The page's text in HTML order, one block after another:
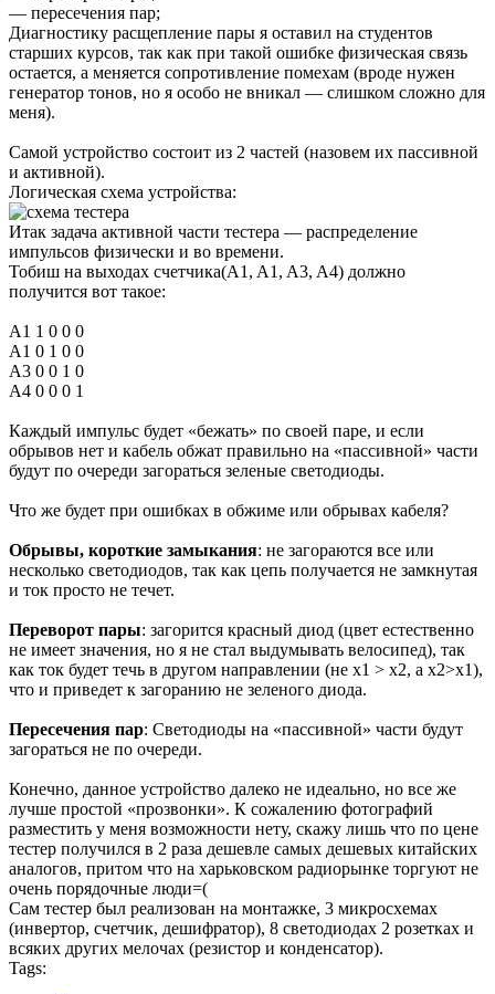
— пересечения пар;
Диагностику расщепление пары я оставил на студентов
старших курсов, так как при такой ошибке физическая связь
остается, а меняется сопротивление помехам (вроде нужен
генератор тонов, но я особо не вникал — слишком сложно для
меня).
Самой устройство состоит из 2 частей (назовем их пассивной
и активной).
Логическая схема устройства:
Итак задача активной части тестера — распределение
импульсов физически и во времени.
Тобиш на выходах счетчика(A1, A1, A3, A4) должно
получится вот такое:
A1 1 0 0 0
A1 0 1 0 0
A3 0 0 1 0
A4 0 0 0 1
Каждый импульс будет «бежать» по своей паре, и если
обрывов нет и кабель обжат правильно на «пассивной» части
будут по очереди загораться зеленые светодиоды.
Что же будет при ошибках в обжиме или обрывах кабеля?
Обрывы, короткие замыкания: не загораются все или
несколько светодиодов, так как цепь получается не замкнутая
и ток просто не течет.
Переворот пары: загорится красный диод (цвет естественно
не имеет значения, но я не стал выдумывать велосипед), так
как ток будет течь в другом направлении (не x1 > x2, a x2>x1),
что и приведет к загоранию не зеленого диода.
Пересечения пар: Светодиоды на «пассивной» части будут
загораться не по очереди.
Конечно, данное устройство далеко не идеально, но все же
лучше простой «прозвонки». К сожалению фотографий
разместить у меня возможности нету, скажу лишь что по цене
тестер получился в 2 раза дешевле самых дешевых китайских
аналогов, притом что на харьковском радиорынке торгуют не
очень порядочные люди=(
Сам тестер был реализован на монтажке, 3 микросхемах
(инвертор, счетчик, дешифратор), 8 светодиодах 2 розетках и
всяких других мелочах (резистор и конденсатор).
Tags: